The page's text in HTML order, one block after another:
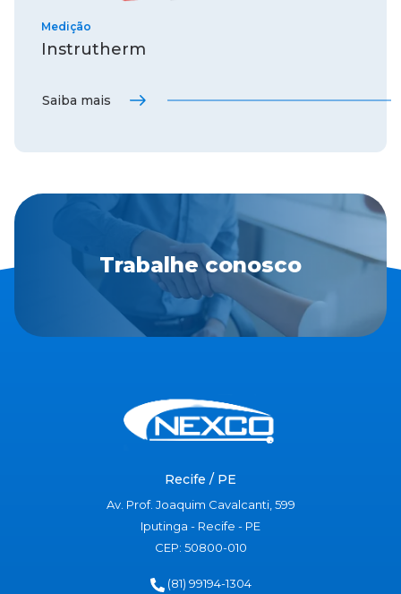
Medição
Instrutherm
Saiba mais
Trabalhe conosco
Recife / PE
Av. Prof. Joaquim Cavalcanti, 599
Iputinga - Recife - PE
CEP: 50800-010
(81) 99194-1304